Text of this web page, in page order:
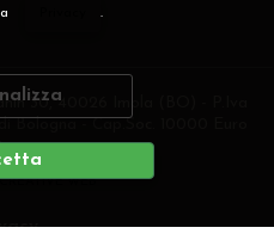
.
30, 40026 Imola (BO) - P.Iva
CREATIVE WEB